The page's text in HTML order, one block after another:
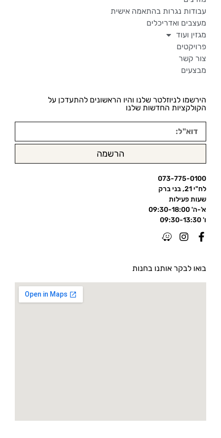
עבודות נגרות בהתאמה אישית
מעצבים ואדריכלים
מגזין ועוד
פרויקטים
צור קשר
מבצעים
הירשמו לניוזלטר שלנו והיו הראשונים להתעדכן על
הקולקציות החדשות שלנו
הרשמה
073-775-0100
לח"י 21, בני ברק
שעות פעילות
א'-ה' 09:30-18:00
ו' 09:30-13:30
בואו לבקר אותנו בחנות